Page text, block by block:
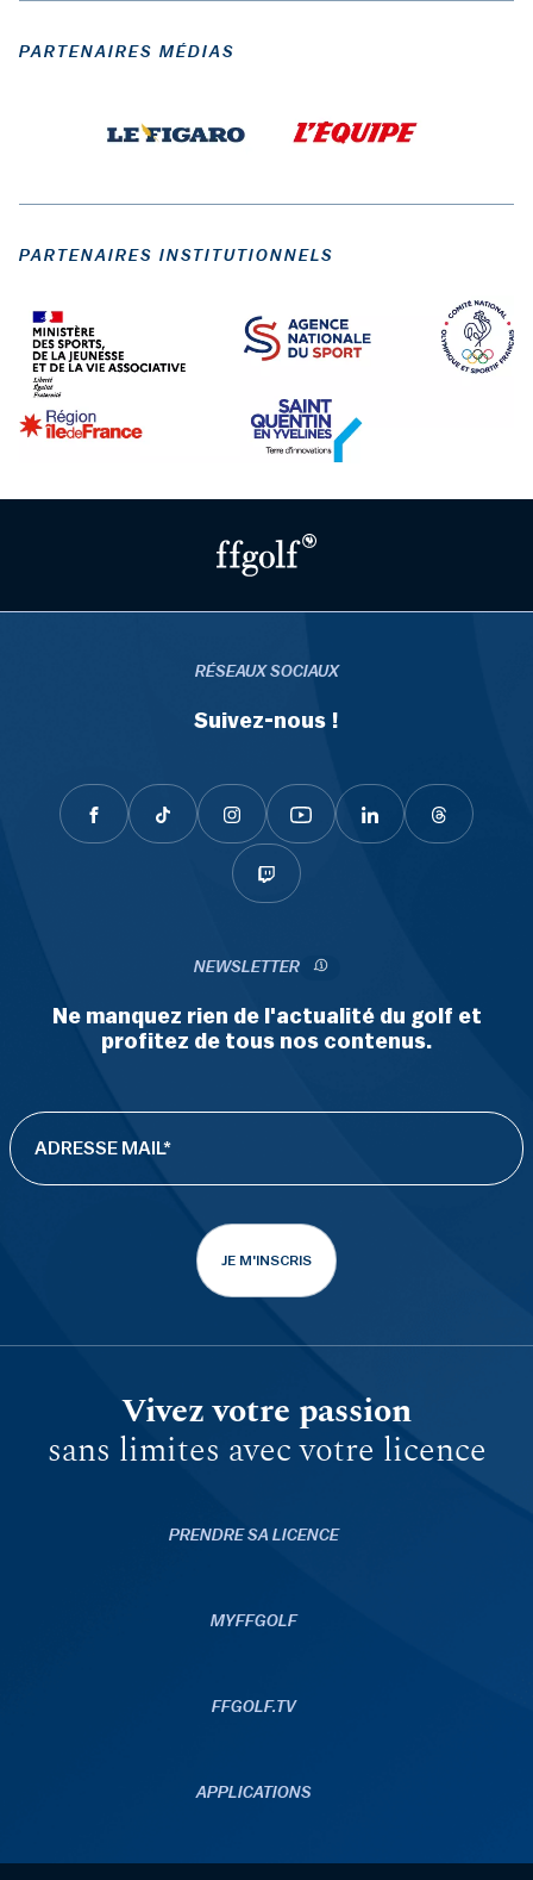
PARTENAIRES MÉDIAS
PARTENAIRES INSTITUTIONNELS
RÉSEAUX SOCIAUX
Suivez-nous !
NEWSLETTER
Ne manquez rien de l'actualité du golf et
profitez de tous nos contenus.
JE M'INSCRIS
Vivez votre passion
sans limites avec votre licence
PRENDRE SA LICENCE
MYFFGOLF
FFGOLF.TV
APPLICATIONS